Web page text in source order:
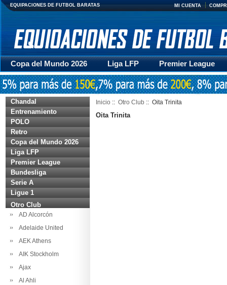
EQUIPACIONES DE FUTBOL BARATAS MI CUENTA
Copa del Mundo 2026 Liga LFP
Premier League
Mujer
Otras series Accesorios Entrenamiento
Chandal
Entrenamiento
POLO
Retro
Copa del Mundo 2026
Liga LFP
Premier League
Bundesliga
Serie A
Ligue 1
Otro Club
AD Alcorcón
Adelaide United
AEK Athens
AIK Stockholm
Ajax
Al Ahli
Inicio :: Otro Club :: Oita Trinita
Oita Trinita